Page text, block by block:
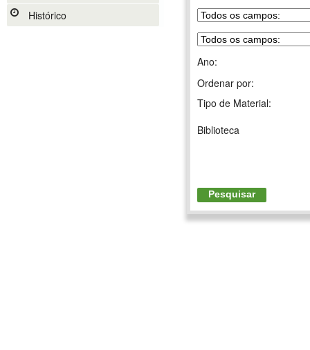
Histórico
Ano:
Ordenar por:
Tipo de Material:
Biblioteca
Pesquisar